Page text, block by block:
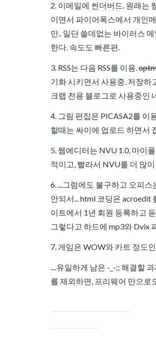
2. 이메일에 썬더버드. 원래는
이면서 파이어폭스에서 개인
만.. 일단 쓸데없는 바이러스
한다. 속도도 빠른편.
3. RSS는 다음 RSS를 이용.
기화 시키면서 사용중. 저장하
크랩 전용 블로그로 사용중인
4. 그림 편집은 PICASA2를 이
할때는 싸이에 업로드 하면서
5. 웹에디터는 NVU 1.0, 마이
적이고, 빨라서 NVU를 더 많
6. ...그럼에도 불구하고 오피
안되서... html 코딩은 acroedit
이트에서 1년 회원 등록하고
그렇다고 하드에 mp3와 Dvix
7. 게임은 WOW와 카트 정도
....유일하게 남은 -_-;; 해결할
를 제외하면, 프리웨어 만으로